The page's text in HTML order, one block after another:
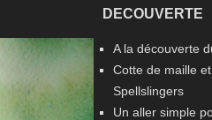
DECOUVERTE
A la découverte
Cotte de maille
Spellslingers
Un aller simple